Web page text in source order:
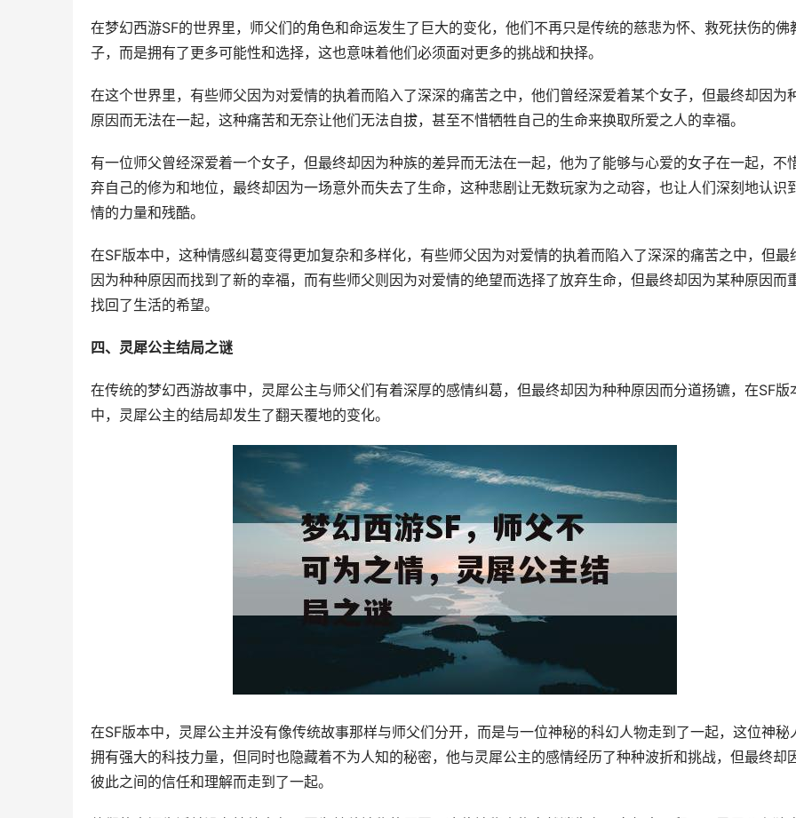
在梦幻西游SF的世界里，师父们的角色和命运发生了巨大的变化，他们不再只是传统的慈悲为怀、救死扶伤的佛
子，而是拥有了更多可能性和选择，这也意味着他们必须面对更多的挑战和抉择。
在这个世界里，有些师父因为对爱情的执着而陷入了深深的痛苦之中，他们曾经深爱着某个女子，但最终却因为
原因而无法在一起，这种痛苦和无奈让他们无法自拔，甚至不惜牺牲自己的生命来换取所爱之人的幸福。
有一位师父曾经深爱着一个女子，但最终却因为种族的差异而无法在一起，他为了能够与心爱的女子在一起，不
弃自己的修为和地位，最终却因为一场意外而失去了生命，这种悲剧让无数玩家为之动容，也让人们深刻地认识
情的力量和残酷。
在SF版本中，这种情感纠葛变得更加复杂和多样化，有些师父因为对爱情的执着而陷入了深深的痛苦之中，但最
因为种种原因而找到了新的幸福，而有些师父则因为对爱情的绝望而选择了放弃生命，但最终却因为某种原因而
找回了生活的希望。
四、灵犀公主结局之谜
在传统的梦幻西游故事中，灵犀公主与师父们有着深厚的感情纠葛，但最终却因为种种原因而分道扬镳，在SF版
中，灵犀公主的结局却发生了翻天覆地的变化。
在SF版本中，灵犀公主并没有像传统故事那样与师父们分开，而是与一位神秘的科幻人物走到了一起，这位神秘
拥有强大的科技力量，但同时也隐藏着不为人知的秘密，他与灵犀公主的感情经历了种种波折和挑战，但最终却
彼此之间的信任和理解而走到了一起。